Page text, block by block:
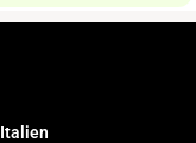
Italien